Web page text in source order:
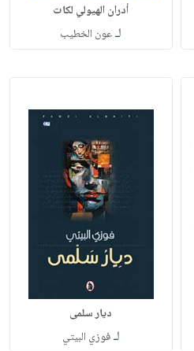
أدران الهيولي لكات
لـعون الخطيب
ديار سلمى
لـفوزي البيتي